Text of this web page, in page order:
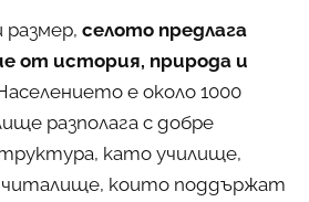
размер, селото предлага
от история, природа и
е около 1000
разполага с добре
като училище,
читалище, които поддържат